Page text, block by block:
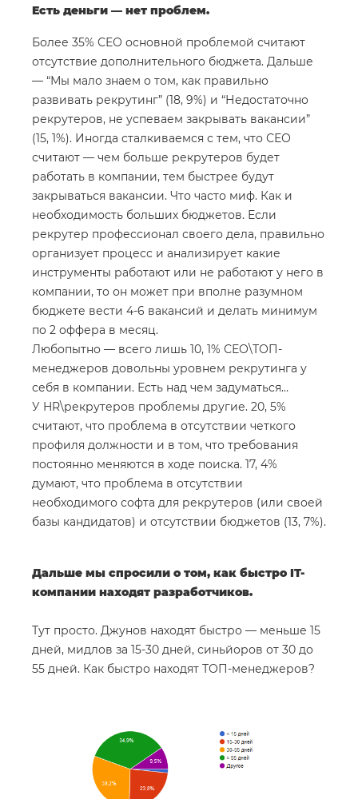
Есть деньги — нет проблем.
Более 35% СЕО основной проблемой считают
отсутствие дополнительного бюджета. Дальше
— “Мы мало знаем о том, как правильно
развивать рекрутинг” (18, 9%) и “Недостаточно
рекрутеров, не успеваем закрывать вакансии”
(15, 1%). Иногда сталкиваемся с тем, что СЕО
считают — чем больше рекрутеров будет
работать в компании, тем быстрее будут
закрываться вакансии. Что часто миф. Как и
необходимость больших бюджетов. Если
рекрутер профессионал своего дела, правильно
организует процесс и анализирует какие
инструменты работают или не работают у него в
компании, то он может при вполне разумном
бюджете вести 4-6 вакансий и делать минимум
по 2 оффера в месяц.
Любопытно — всего лишь 10, 1% СЕО\ТОП-
менеджеров довольны уровнем рекрутинга у
себя в компании. Есть над чем задуматься…
У HR\рекрутеров проблемы другие. 20, 5%
считают, что проблема в отсутствии четкого
профиля должности и в том, что требования
постоянно меняются в ходе поиска. 17, 4%
думают, что проблема в отсутствии
необходимого софта для рекрутеров (или своей
базы кандидатов) и отсутствии бюджетов (13, 7%).
Дальше мы спросили о том, как быстро IT-
компании находят разработчиков.
Тут просто. Джунов находят быстро — меньше 15
дней, мидлов за 15-30 дней, синьйоров от 30 до
55 дней. Как быстро находят ТОП-менеджеров?